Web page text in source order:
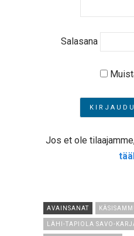
Salasana
Jos et ole
AVAINSANAT
LÄHI-TAPIOLA SAVO-